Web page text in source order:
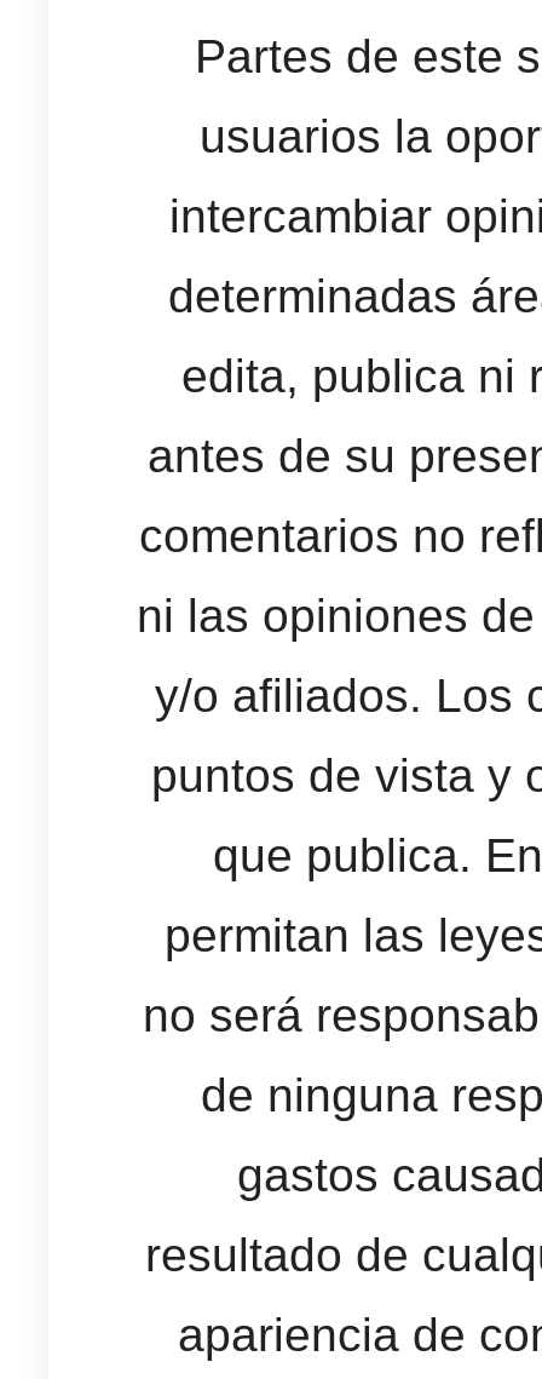
Partes de este
usuarios la
intercambiar
determinadas
edita, publica ni
antes de su
comentarios no
ni las opiniones
y/o afiliados. Los
puntos de vista y
que publica.
permitan las
no será
de ninguna
gastos
resultado de
apariencia de